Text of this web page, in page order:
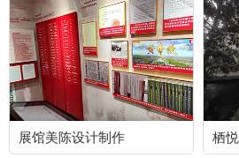
展馆美陈设计制作 栖